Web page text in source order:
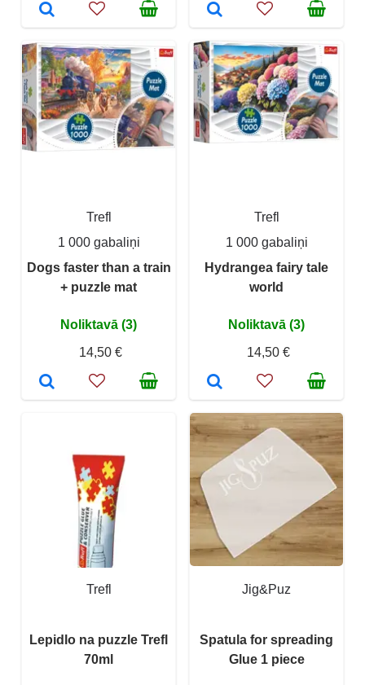
Trefl
1 000 gabaliņi
Dogs faster than a train
+ puzzle mat
Noliktavā (3)
14,50 €
Trefl
1 000 gabaliņi
Hydrangea fairy tale
world
Noliktavā (3)
14,50 €
Trefl
Lepidlo na puzzle Trefl
70ml
Jig&Puz
Spatula for spreading
Glue 1 piece